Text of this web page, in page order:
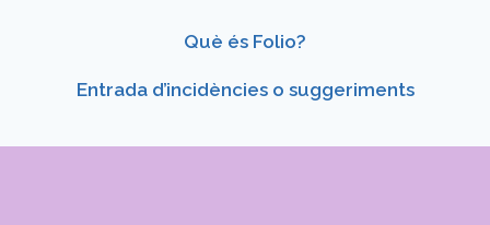
Què és Folio?
Entrada d’incidències o suggeriments